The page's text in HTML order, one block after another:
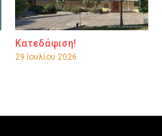
Κατεδάφιση!
29 Ιουλίου 2026